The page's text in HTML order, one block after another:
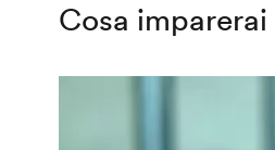
Cosa imparerai